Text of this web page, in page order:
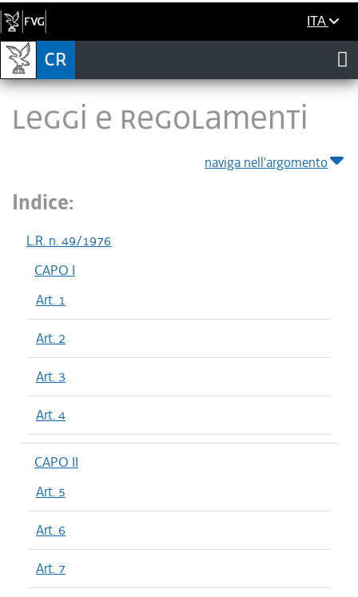
ITA
LEGGI E REGOLAMENTI
naviga nell'argomento
Indice:
L.R. n. 49/1976
CAPO I
Art. 1
Art. 2
Art. 3
Art. 4
CAPO II
Art. 5
Art. 6
Art. 7